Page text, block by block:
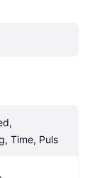
Time, Puls